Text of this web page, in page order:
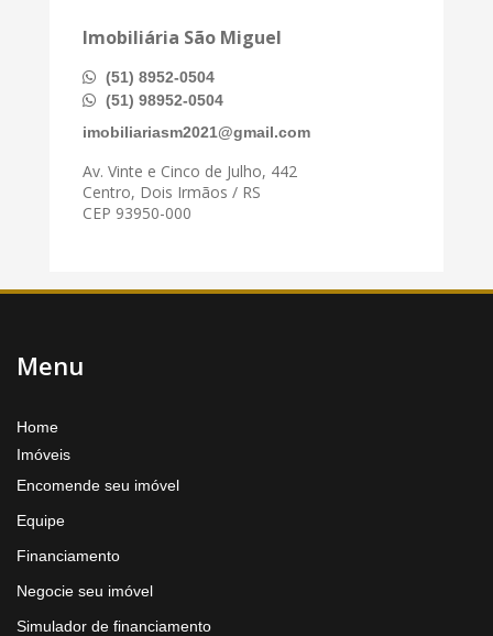
Imobiliária São Miguel
(51) 8952-0504
(51) 98952-0504
imobiliariasm2021@gmail.com
Av. Vinte e Cinco de Julho, 442
Centro, Dois Irmãos / RS
CEP 93950-000
Menu
Home
Imóveis
Encomende seu imóvel
Equipe
Financiamento
Negocie seu imóvel
Simulador de financiamento